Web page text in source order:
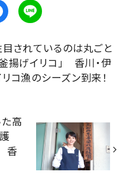
されているのは丸ごと
揚げイリコ」 香川・伊
コ漁のシーズン到来！
高
香